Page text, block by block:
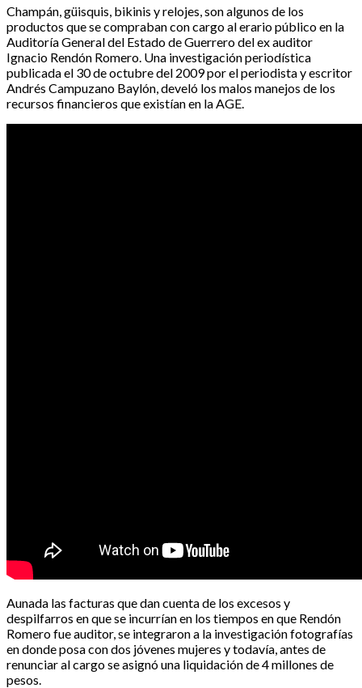
Champán, güisquis, bikinis y relojes, son algunos de los
productos que se compraban con cargo al erario público en la
Auditoría General del Estado de Guerrero del ex auditor
Ignacio Rendón Romero. Una investigación periodística
publicada el 30 de octubre del 2009 por el periodista y escritor
Andrés Campuzano Baylón, develó los malos manejos de los
recursos financieros que existían en la AGE.
Aunada las facturas que dan cuenta de los excesos y
despilfarros en que se incurrían en los tiempos en que Rendón
Romero fue auditor, se integraron a la investigación fotografías
en donde posa con dos jóvenes mujeres y todavía, antes de
renunciar al cargo se asignó una liquidación de 4 millones de
pesos.